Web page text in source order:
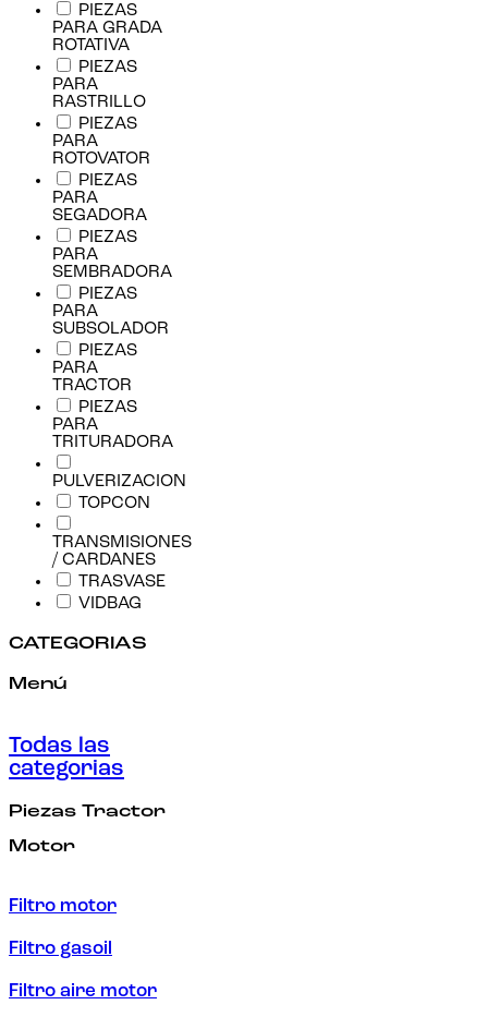
PIEZAS
PARA GRADA
ROTATIVA
PIEZAS
PARA
RASTRILLO
PIEZAS
PARA
ROTOVATOR
PIEZAS
PARA
SEGADORA
PIEZAS
PARA
SEMBRADORA
PIEZAS
PARA
SUBSOLADOR
PIEZAS
PARA
TRACTOR
PIEZAS
PARA
TRITURADORA
PULVERIZACION
TOPCON
TRANSMISIONES
/ CARDANES
TRASVASE
VIDBAG
CATEGORIAS
Menú
Todas las
categorias
Piezas Tractor
Motor
Filtro motor
Filtro gasoil
Filtro aire motor